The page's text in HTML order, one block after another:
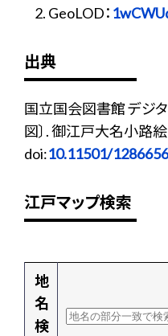
GeoLOD：
出典
国立国会図書館 デジタ
図〕. 御江戸大名小路絵
doi:10.11501/1286656
江戸マップ検索
地
名
検